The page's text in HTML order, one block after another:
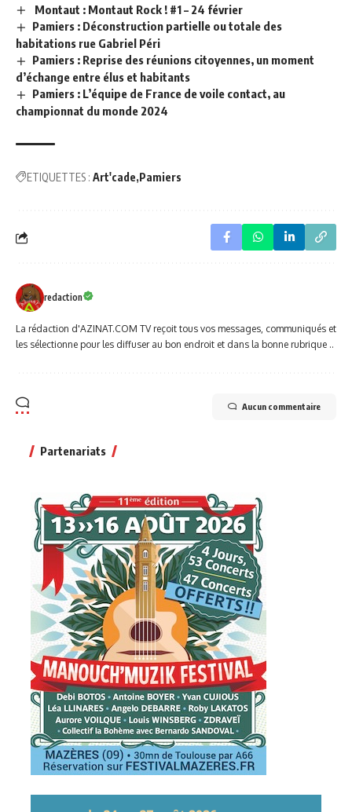
Montaut : Montaut Rock ! #1 – 24 février
Pamiers : Déconstruction partielle ou totale des
habitations rue Gabriel Péri
Pamiers : Reprise des réunions citoyennes, un moment
d’échange entre élus et habitants
Pamiers : L’équipe de France de voile contact, au
championnat du monde 2024
ETIQUETTES : Art'cade Pamiers
redaction
La rédaction d'AZINAT.COM TV reçoit tous vos messages, communiqués et
les sélectionne pour les diffuser au bon endroit et dans la bonne rubrique ..
Aucun commentaire
Partenariats